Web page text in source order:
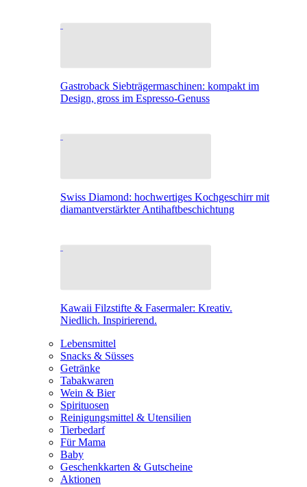
Gastroback Siebträgermaschinen: kompakt im
Design, gross im Espresso-Genuss
Swiss Diamond: hochwertiges Kochgeschirr mit
diamantverstärkter Antihaftbeschichtung
Kawaii Filzstifte & Fasermaler: Kreativ.
Niedlich. Inspirierend.
Lebensmittel
Snacks & Süsses
Getränke
Tabakwaren
Wein & Bier
Spirituosen
Reinigungsmittel & Utensilien
Tierbedarf
Für Mama
Baby
Geschenkkarten & Gutscheine
Aktionen